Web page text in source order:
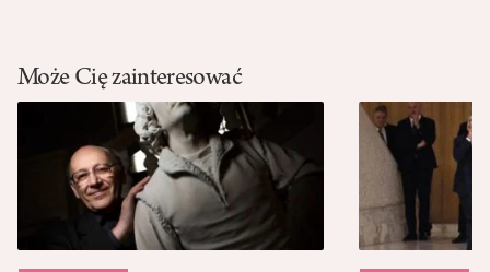
Może Cię zainteresować